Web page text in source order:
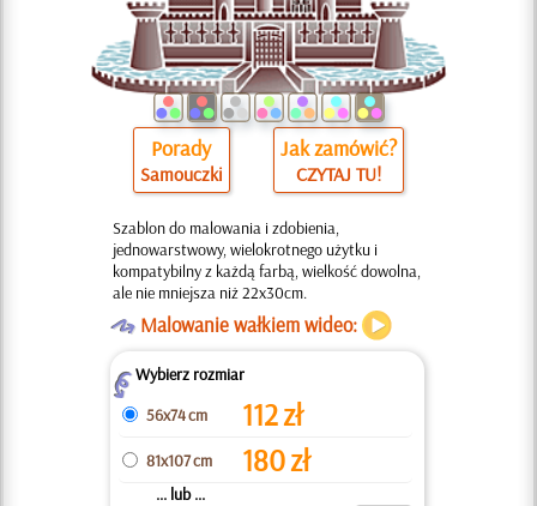
Porady
Samouczki
Jak zamówić?
CZYTAJ TU!
Szablon do malowania i zdobienia,
jednowarstwowy, wielokrotnego użytku i
kompatybilny z każdą farbą, wielkość dowolna,
ale nie mniejsza niż 22x30cm.
OMalowanie wałkiem wideo:
ZWybierz rozmiar
56x74 cm
112zł
81x107 cm 180zł
... lub ...